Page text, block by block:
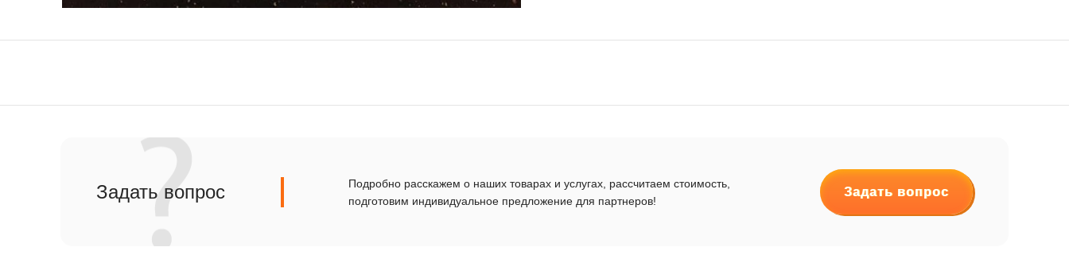
Кварцит
Полудрагоценные камни
Задать вопрос
Подробно расскажем о наших товарах и услугах, рассчитаем стоимость,
подготовим индивидуальное предложение для партнеров!
Задать вопрос